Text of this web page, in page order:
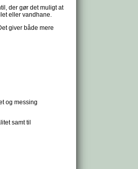
der gør det muligt at
eller vandhane.
giver både mere
og messing
samt til